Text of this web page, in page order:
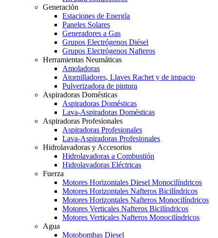
Generación
Estaciones de Energía
Paneles Solares
Generadores a Gas
Grupos Electrógenos Diésel
Grupos Electrógenos Nafteros
Herramientas Neumáticas
Amoladoras
Atornilladores, Llaves Rachet y de impacto
Pulverizadora de pintura
Aspiradoras Domésticas
Aspiradoras Domésticas
Lava-Aspiradoras Domésticas
Aspiradoras Profesionales
Aspiradoras Profesionales
Lava-Aspiradoras Profesionales
Hidrolavadoras y Accesorios
Hidrolavadoras a Combustión
Hidrolavadoras Eléctricas
Fuerza
Motores Horizontales Diesel Monocilíndricos
Motores Horizontales Nafteros Bicilíndricos
Motores Horizontales Nafteros Monocilíndricos
Motores Verticales Nafteros Bicilíndricos
Motores Verticales Nafteros Monocilíndricos
Agua
Motobombas Diesel